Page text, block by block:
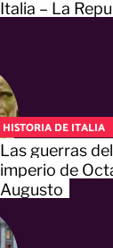
Italia – La
HISTORIA DE ITALIA
Las guerras
imperio de
Augusto